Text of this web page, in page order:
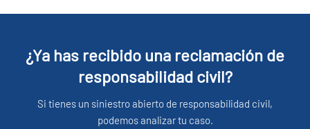
¿Ya has recibido una reclamación de
responsabilidad civil?
Si tienes un siniestro abierto de responsabilidad civil,
podemos analizar tu caso.